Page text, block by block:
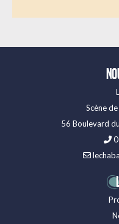
Scène
56 Boulevard